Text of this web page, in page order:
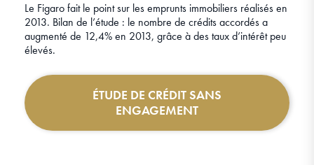
Le Figaro fait le point sur les emprunts immobiliers réalisés en
2013. Bilan de l’étude : le nombre de crédits accordés a
augmenté de 12,4% en 2013, grâce à des taux d’intérêt peu
élevés.
ÉTUDE DE CRÉDIT SANS
ENGAGEMENT